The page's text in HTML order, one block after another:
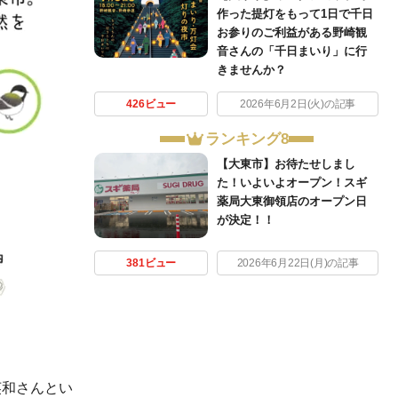
さんとい
作った提灯をもって1日で千日
お参りのご利益がある野崎観
音さんの「千日まいり」に行
きませんか？
426ビュー 2026年6月2日(火)の記事
ランキング8
【大東市】お待たせしまし
た！いよいよオープン！スギ
薬局大東御領店のオープン日
が決定！！
381ビュー 2026年6月22日(月)の記事